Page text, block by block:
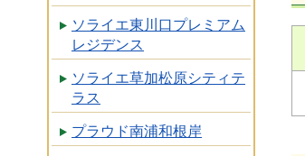
ソライエ東川口プレミアム
レジデンス
ソライエ草加松原シティテ
ラス
プラウド南浦和根岸